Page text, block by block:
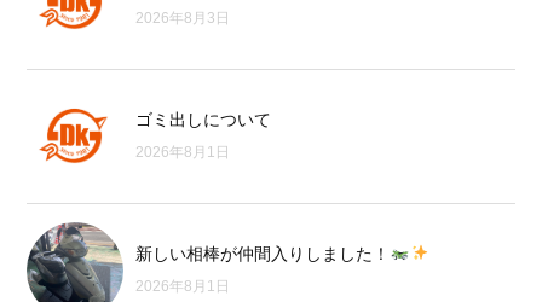
2026年8月3日
ゴミ出しについて
2026年8月1日
新しい相棒が仲間入りしました！
2026年8月1日